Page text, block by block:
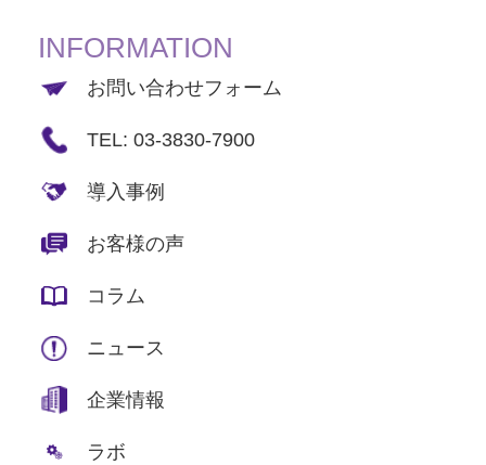
INFORMATION
お問い合わせフォーム
TEL: 03-3830-7900
導入事例
お客様の声
コラム
ニュース
企業情報
ラボ